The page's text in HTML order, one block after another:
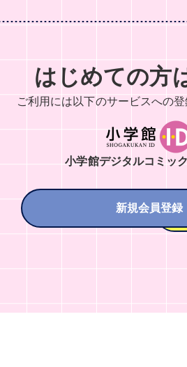
はじめての方
ご利用には以下のサービスへの
小学館デジタルコミッ
新規会員登録